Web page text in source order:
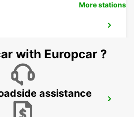
More stations
with Europcar ?
assistance